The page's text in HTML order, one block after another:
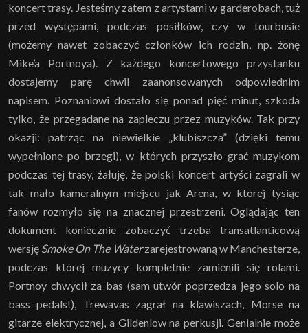
koncert trasy. Jesteśmy zatem z artystami w garderobach, tuż
przed występami, podczas posiłków, czy w tourbusie
(możemy nawet zobaczyć członków ich rodzin, np. żonę
Mike’a Portnoya). Z każdego koncertowego przystanku
dostajemy parę chwil zaanonsowanych odpowiednim
napisem. Poznaniowi dostało się ponad pięć minut, szkoda
tylko, że przegadane na zapleczu przez muzyków. Tak przy
okazji: patrząc na niewielkie „klubiszcza” (dzięki temu
wypełnione po brzegi), w których przyszło grać muzykom
podczas tej trasy, żałuję, że polski koncert artyści zagrali w
tak mało kameralnym miejscu jak Arena, w której tysiąc
fanów rozmyło się na znacznej przestrzeni. Oglądając ten
dokument koniecznie zobaczyć trzeba transatlanticową
wersję Smoke On The Waterzarejestrowaną w Manchesterze,
podczas której muzycy kompletnie zamienili się rolami.
Portnoy chwycił za bas (sam utwór poprzedza jego solo na
bass pedals!), Trewavas zagrał na klawiszach, Morse na
gitarze elektrycznej, a Gildenlow na perkusji. Genialnie może